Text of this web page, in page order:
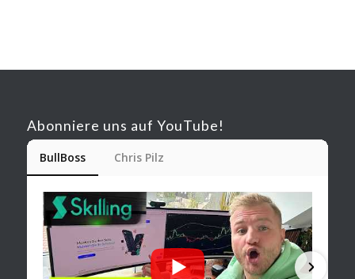
Abonniere uns auf YouTube!
BullBoss Chris Pilz